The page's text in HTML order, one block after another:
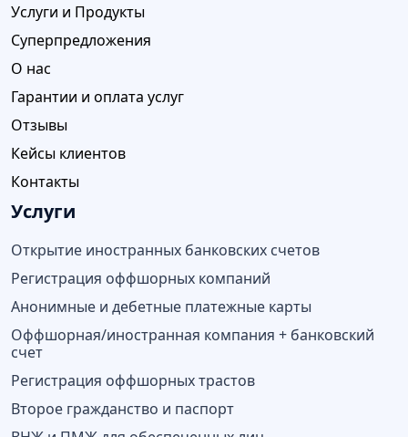
Услуги и Продукты
Суперпредложения
О нас
Гарантии и оплата услуг
Отзывы
Кейсы клиентов
Контакты
Услуги
Открытие иностранных банковских счетов
Регистрация оффшорных компаний
Анонимные и дебетные платежные карты
Оффшорная/иностранная компания + банковский
счет
Регистрация оффшорных трастов
Второе гражданство и паспорт